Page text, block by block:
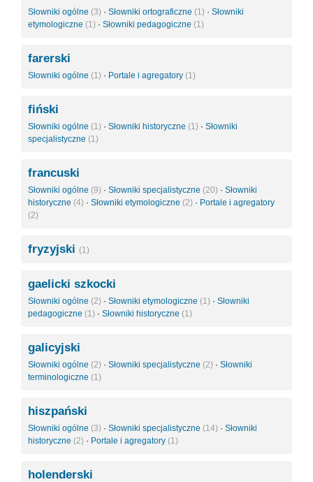
Słowniki ogólne (3) · Słowniki ortograficzne (1) · Słowniki
etymologiczne (1) · Słowniki pedagogiczne (1)
farerski
Słowniki ogólne (1) · Portale i agregatory (1)
fiński
Słowniki ogólne (1) · Słowniki historyczne (1) · Słowniki
specjalistyczne (1)
francuski
Słowniki ogólne (9) · Słowniki specjalistyczne (20) · Słowniki
historyczne (4) · Słowniki etymologiczne (2) · Portale i agregatory
(2)
fryzyjski (1)
gaelicki szkocki
Słowniki ogólne (2) · Słowniki etymologiczne (1) · Słowniki
pedagogiczne (1) · Słowniki historyczne (1)
galicyjski
Słowniki ogólne (2) · Słowniki specjalistyczne (2) · Słowniki
terminologiczne (1)
hiszpański
Słowniki ogólne (3) · Słowniki specjalistyczne (14) · Słowniki
historyczne (2) · Portale i agregatory (1)
holenderski